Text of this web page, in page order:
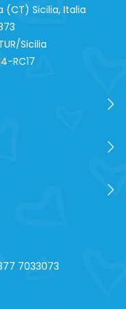
in B&B,
1 Esperienza a
in B&B,
(CT) Sicilia, Italia
Sicilia
RC17
7033073